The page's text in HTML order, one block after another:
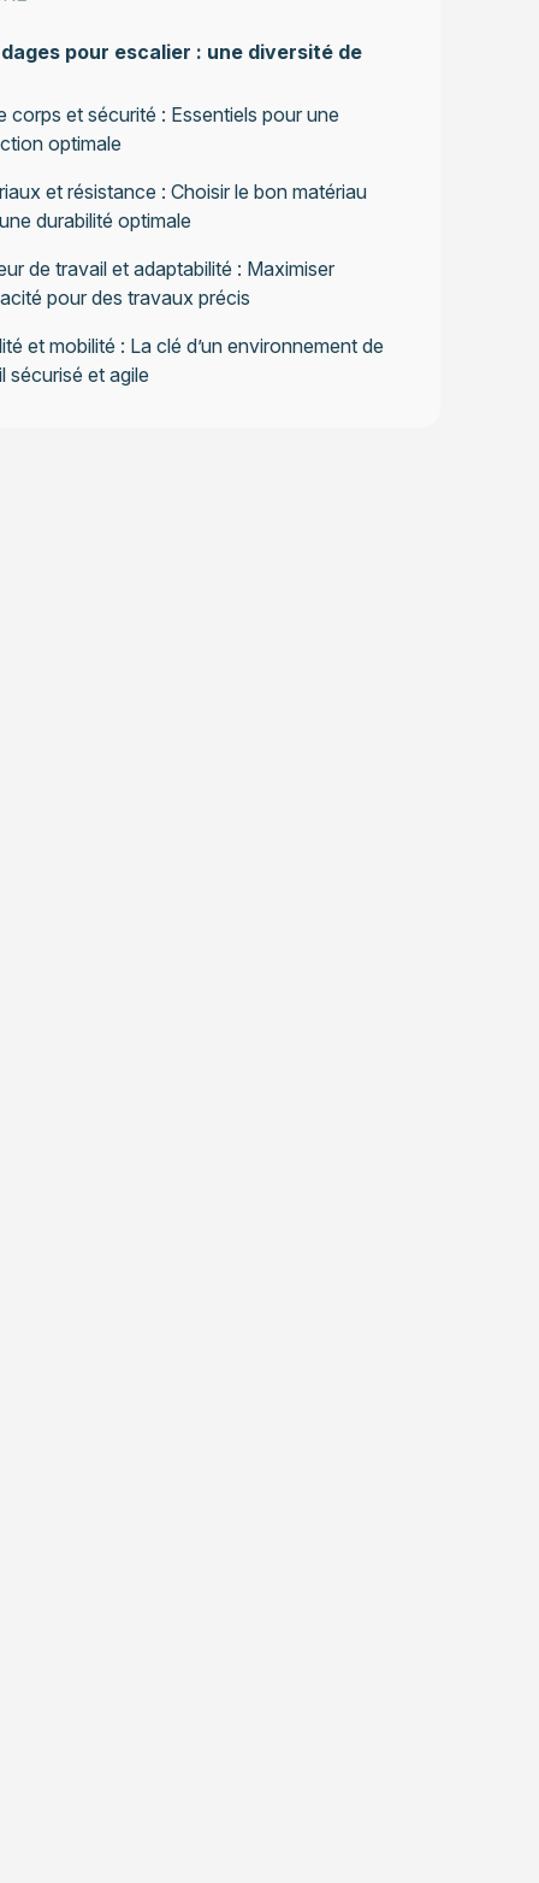
pour escalier : une diversité de
corps et sécurité : Essentiels pour une
optimale
et résistance : Choisir le bon matériau
durabilité optimale
de travail et adaptabilité : Maximiser
pour des travaux précis
et mobilité : La clé d’un environnement de
sécurisé et agile